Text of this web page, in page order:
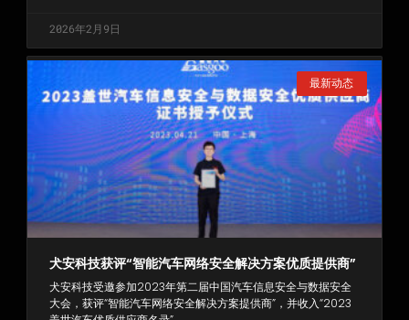
2026年2月9日
最新动态
犬安科技获评“智能汽车网络安全解决方案优质提供商”
犬安科技受邀参加2023年第二届中国汽车信息安全与数据安全
大会，获评“智能汽车网络安全解决方案提供商”，并收入“2023